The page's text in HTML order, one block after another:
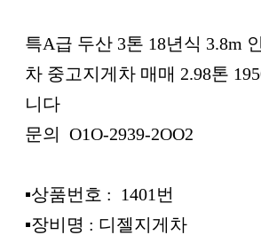
본문
특A급 두산 3톤 18년식 3.8m
차 중고지게차 매매 2.98톤
니다
문의 O1O-2939-2OO2
▪︎상품번호 : 1401번
▪︎장비명 : 디젤지게차